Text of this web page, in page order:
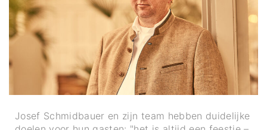
Josef Schmidbauer en zijn team hebben duidelijke